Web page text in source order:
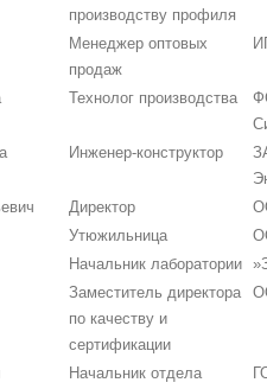
производству профиля
Менеджер оптовых
продаж
Технолог производства
Инженер-конструктор
Директор
Утюжильница
Начальник лаборатории
Заместитель директора
по качеству и
сертификации
Начальник отдела